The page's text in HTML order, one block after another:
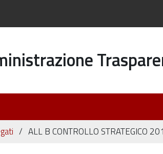
ALL B CONTROLLO STRATEGICO